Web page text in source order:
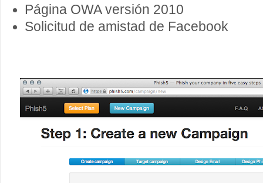
Página OWA versión 2010
Solicitud de amistad de Facebook